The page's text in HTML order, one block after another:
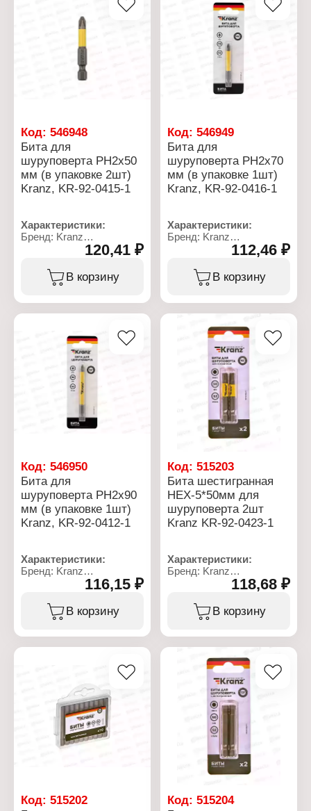
Длина: 50 мм
Количество: 2 шт
Особенность:
намагниченный
Хвостовик: Е6.3
Количество: 1 шт
Особенность:
намагниченный
наконечник
Хвостовик: Е6,3
Код: 546948
Бита для
шуруповерта PH2х50
мм (в упаковке 2шт)
Kranz, KR-92-0415-1
Характеристики:
Бренд: Kranz
Артикул: KR-92-0415-1
Назначение: для
шуруповерта
Длина: 50 мм
Количество: 2 шт
Особенность:
намагниченный
наконечник
Хвостовик: Е6,3
Ограничитель глубины:
120,41 ₽
В корзину
Код:546949
Бита для
шуруповерта PH2х70
мм (в упаковке 1шт)
Kranz, KR-92-0416-1
Характеристики:
Бренд: Kranz
Артикул: KR-92-0416-1
Назначение: для
шуруповерта
Наконечник: PH2
Длина: 70 мм
Количество: 1 шт
Особенность:
намагниченный
наконечник
Хвостовик: Е6,3
Ограничитель глубины:
112,46 ₽
В корзину
Код: 546950
Бита для
шуруповерта PH2х90
мм (в упаковке 1шт)
Kranz, KR-92-0412-1
Характеристики:
Бренд: Kranz
Артикул: KR-92-0412-1
Назначение: для
шуруповерта
Количество: 1 шт
Особенность:
намагниченный
наконечник
Хвостовик: Е6,3
Ограничитель глубины:
116,15 ₽
В корзину
Код:515203
Бита шестигранная
HEX-5*50мм для
шуруповерта 2шт
Kranz KR-92-0423-1
Характеристики:
Бренд: Kranz
Артикул: KR-92-0423-1
Назначение: для
шуруповерта
Длина: 50 мм
Количество: 2 шт
Особенность:
намагниченный
наконечник
118,68 ₽
В корзину
Код: 515202
Код:515204